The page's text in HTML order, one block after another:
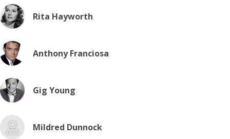
Rita Hayworth
Anthony Franciosa
Gig Young
Mildred Dunnock